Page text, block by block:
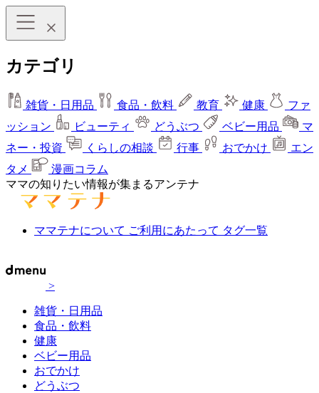
カテゴリ
雑貨・日用品 食品・飲料 教育 健康
ファ
ッション
ビューティ どうぶつ ベビー用品
マ
ネー・投資
くらしの相談 行事 おでかけ
エン
タメ
漫画コラム
ママの知りたい情報が集まるアンテナ
ママテナについて ご利用にあたって タグ一覧
>
雑貨・日用品
食品・飲料
健康
ベビー用品
おでかけ
どうぶつ